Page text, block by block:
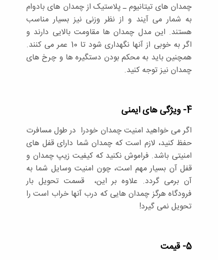
چمدان های تیتانیوم ـ پلاستیک از چمدان های بادوام
به شمار می آیند و از نظر وزنی نیز بسیار مناسب
هستند. این مدل چمدان ها مقاومت بالایی دارند و
اگر به خوبی از آنها نگهداری شود تا 10 عمر می کنند.
همچنین باید به محکم بودن دستگیره ها و چرخ های
چمدان نیز توجه کنید.
اگر می خواهید امنیت چمدان خودرا در طول مسافرت
حفظ کنید، لازم است که چمدان شما دارای قفل های
امنیتی باشد. فراموش نکنید که کیفیت زیپ چمدان و
قفل آن بسیار مهم است، چون امنیت وسایل شما به
آن برمی گردد. علاوه بر این، قسمت تحویل بار
فرودگاه هرگز چمدان هایی که درب آنها خراب است را
تحویل نمی گیرد!